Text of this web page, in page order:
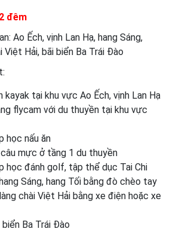
đêm
Ao Ếch, vịnh Lan Hạ, hang Sáng,
Việt Hải, bãi biển Ba Trái Đào
kayak tại khu vực Ao Ếch, vịnh Lan Hạ
flycam với du thuyền tại khu vực
học nấu ăn
mực ở tầng 1 du thuyền
học đánh golf, tập thể dục Tai Chi
Sáng, hang Tối bằng đò chèo tay
chài Việt Hải bằng xe điện hoặc xe
Ba Trái Đào